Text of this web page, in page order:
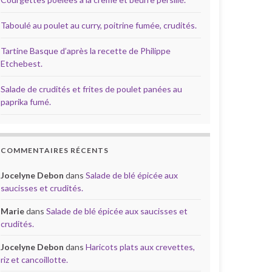
Taboulé au poulet au curry, poitrine fumée, crudités.
Tartine Basque d’après la recette de Philippe
Etchebest.
Salade de crudités et frites de poulet panées au
paprika fumé.
COMMENTAIRES RÉCENTS
Jocelyne Debon dans Salade de blé épicée aux
saucisses et crudités.
Mariedans Salade de blé épicée aux saucisses et
crudités.
Jocelyne Debon dans Haricots plats aux crevettes,
riz et cancoillotte.